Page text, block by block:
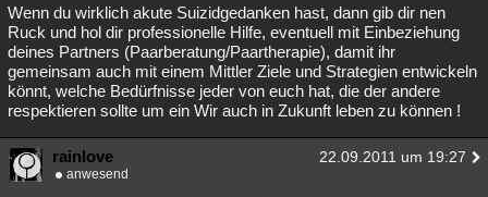
Wenn du wirklich akute Suizidgedanken hast, dann gib dir nen
Ruck und hol dir professionelle Hilfe, eventuell mit Einbeziehung
deines Partners (Paarberatung/Paartherapie), damit ihr
gemeinsam auch mit einem Mittler Ziele und Strategien entwickeln
könnt, welche Bedürfnisse jeder von euch hat, die der andere
respektieren sollte um ein Wir auch in Zukunft leben zu können !
rainlove 22.09.2011 um 19:27
anwesend